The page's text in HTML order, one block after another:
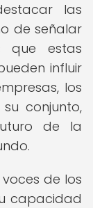
las
de señalar
que estas
influir
los
conjunto,
de la
de los
capacidad